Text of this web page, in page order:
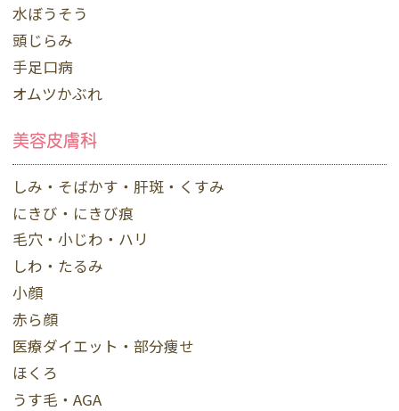
水ぼうそう
頭じらみ
手足口病
オムツかぶれ
美容皮膚科
しみ・そばかす・肝斑・くすみ
にきび・にきび痕
毛穴・小じわ・ハリ
しわ・たるみ
小顔
赤ら顔
医療ダイエット・部分痩せ
ほくろ
うす毛・AGA